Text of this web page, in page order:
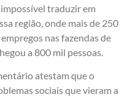
impossível traduzir em
região, onde mais de 250
nas fazendas de
a 800 mil pessoas.
atestam que o
sociais que vieram a